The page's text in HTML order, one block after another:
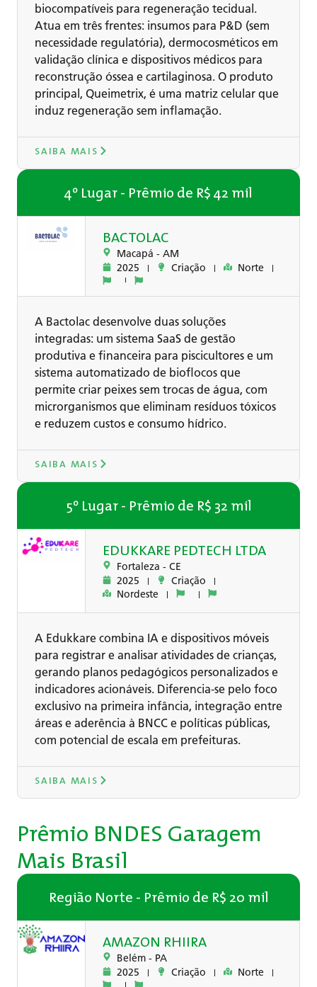
biocompatíveis para regeneração tecidual.
Atua em três frentes: insumos para P&D (sem
necessidade regulatória), dermocosméticos em
validação clínica e dispositivos médicos para
reconstrução óssea e cartilaginosa. O produto
principal, Queimetrix, é uma matriz celular que
induz regeneração sem inflamação.
SAIBA MAIS
4º Lugar - Prêmio de R$ 42 mil
BACTOLAC
Macapá - AM
2025
Criação Norte
A Bactolac desenvolve duas soluções
integradas: um sistema SaaS de gestão
produtiva e financeira para piscicultores e um
sistema automatizado de bioflocos que
permite criar peixes sem trocas de água, com
microrganismos que eliminam resíduos tóxicos
e reduzem custos e consumo hídrico.
SAIBA MAIS
5º Lugar - Prêmio de R$ 32 mil
EDUKKARE PEDTECH LTDA
Fortaleza - CE
2025
Criação
Nordeste
A Edukkare combina IA e dispositivos móveis
para registrar e analisar atividades de crianças,
gerando planos pedagógicos personalizados e
indicadores acionáveis. Diferencia-se pelo foco
exclusivo na primeira infância, integração entre
áreas e aderência à BNCC e políticas públicas,
com potencial de escala em prefeituras.
SAIBA MAIS
Prêmio BNDES Garagem
Mais Brasil
Região Norte - Prêmio de R$ 20 mil
AMAZON RHIIRA
Belém - PA
2025
Criação Norte